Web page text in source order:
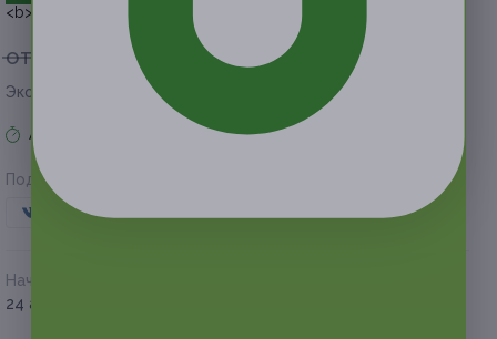
от 400 руб. от 200 руб.
Экономия от 200 руб.
Акция завершена
Поделиться с друзьями
Начало действия
24 августа 2018 г.